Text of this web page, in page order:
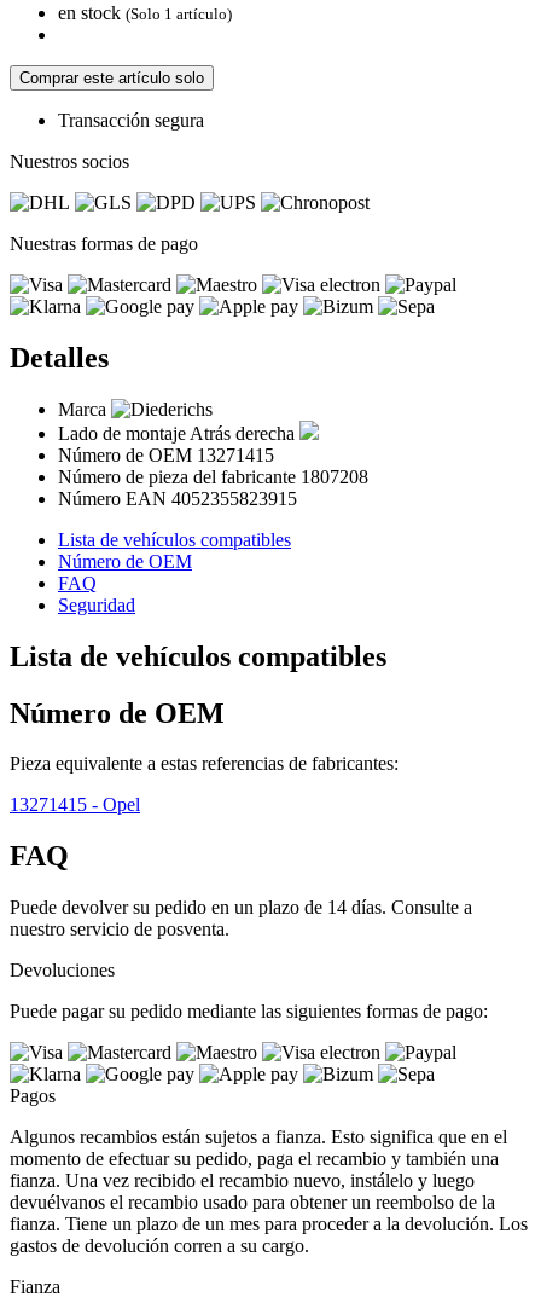
en stock (Solo 1 artículo)
Comprar este artículo solo
Transacción segura
Nuestros socios
Nuestras formas de pago
Detalles
Marca
Lado de montaje Atrás derecha
Número de OEM 13271415
Número de pieza del fabricante 1807208
Número EAN 4052355823915
Lista de vehículos compatibles
Número de OEM
FAQ
Seguridad
Lista de vehículos compatibles
Número de OEM
Pieza equivalente a estas referencias de fabricantes:
13271415 - Opel
FAQ
Puede devolver su pedido en un plazo de 14 días. Consulte a
nuestro servicio de posventa.
Devoluciones
Puede pagar su pedido mediante las siguientes formas de pago:
Pagos
Algunos recambios están sujetos a fianza. Esto significa que en el
momento de efectuar su pedido, paga el recambio y también una
fianza. Una vez recibido el recambio nuevo, instálelo y luego
devuélvanos el recambio usado para obtener un reembolso de la
fianza. Tiene un plazo de un mes para proceder a la devolución. Los
gastos de devolución corren a su cargo.
Fianza